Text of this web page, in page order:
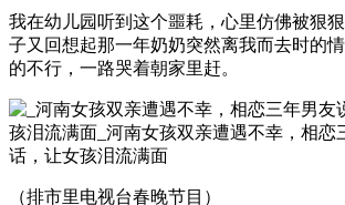
我在幼儿园听到这个噩耗，心里仿佛被狠
子又回想起那一年奶奶突然离我而去时的
的不行，一路哭着朝家里赶。
（排市里电视台春晚节目）